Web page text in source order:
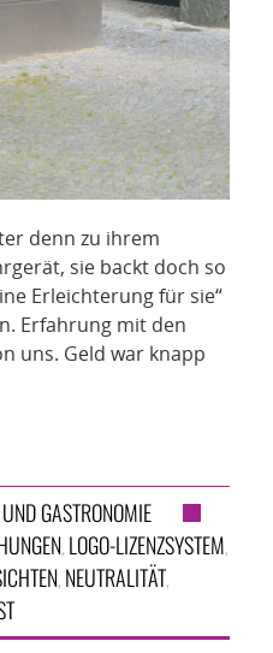
denn zu ihrem
sie backt doch so
Erleichterung für sie“
Erfahrung mit den
uns. Geld war knapp
GASTRONOMIE
, LOGO-LIZENZSYSTEM,
, NEUTRALITÄT,